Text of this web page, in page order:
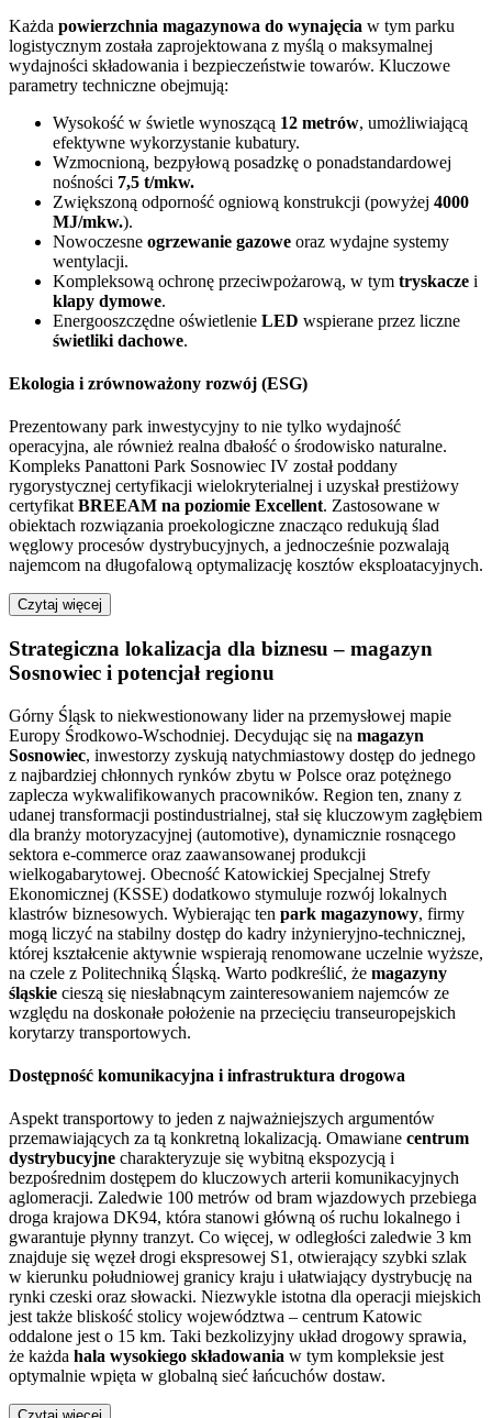
Każda powierzchnia magazynowa do wynajęcia w tym parku
logistycznym została zaprojektowana z myślą o maksymalnej
wydajności składowania i bezpieczeństwie towarów. Kluczowe
parametry techniczne obejmują:
Wysokość w świetle wynoszącą 12 metrów, umożliwiającą
efektywne wykorzystanie kubatury.
Wzmocnioną, bezpyłową posadzkę o ponadstandardowej
nośności 7,5 t/mkw.
Zwiększoną odporność ogniową konstrukcji (powyżej 4000
MJ/mkw.).
Nowoczesne ogrzewanie gazowe oraz wydajne systemy
wentylacji.
Kompleksową ochronę przeciwpożarową, w tym tryskacze i
klapy dymowe.
Energooszczędne oświetlenie LED wspierane przez liczne
świetliki dachowe.
Ekologia i zrównoważony rozwój (ESG)
Prezentowany park inwestycyjny to nie tylko wydajność
operacyjna, ale również realna dbałość o środowisko naturalne.
Kompleks Panattoni Park Sosnowiec IV został poddany
rygorystycznej certyfikacji wielokryterialnej i uzyskał prestiżowy
certyfikat BREEAM na poziomie Excellent. Zastosowane w
obiektach rozwiązania proekologiczne znacząco redukują ślad
węglowy procesów dystrybucyjnych, a jednocześnie pozwalają
najemcom na długofalową optymalizację kosztów eksploatacyjnych.
Czytaj więcej
Strategiczna lokalizacja dla biznesu – magazyn
Sosnowiec i potencjał regionu
Górny Śląsk to niekwestionowany lider na przemysłowej mapie
Europy Środkowo-Wschodniej. Decydując się na magazyn
Sosnowiec, inwestorzy zyskują natychmiastowy dostęp do jednego
z najbardziej chłonnych rynków zbytu w Polsce oraz potężnego
zaplecza wykwalifikowanych pracowników. Region ten, znany z
udanej transformacji postindustrialnej, stał się kluczowym zagłębiem
dla branży motoryzacyjnej (automotive), dynamicznie rosnącego
sektora e-commerce oraz zaawansowanej produkcji
wielkogabarytowej. Obecność Katowickiej Specjalnej Strefy
Ekonomicznej (KSSE) dodatkowo stymuluje rozwój lokalnych
klastrów biznesowych. Wybierając ten park magazynowy, firmy
mogą liczyć na stabilny dostęp do kadry inżynieryjno-technicznej,
której kształcenie aktywnie wspierają renomowane uczelnie wyższe,
na czele z Politechniką Śląską. Warto podkreślić, że magazyny
śląskie cieszą się niesłabnącym zainteresowaniem najemców ze
względu na doskonałe położenie na przecięciu transeuropejskich
korytarzy transportowych.
Dostępność komunikacyjna i infrastruktura drogowa
Aspekt transportowy to jeden z najważniejszych argumentów
przemawiających za tą konkretną lokalizacją. Omawiane centrum
dystrybucyjne charakteryzuje się wybitną ekspozycją i
bezpośrednim dostępem do kluczowych arterii komunikacyjnych
aglomeracji. Zaledwie 100 metrów od bram wjazdowych przebiega
droga krajowa DK94, która stanowi główną oś ruchu lokalnego i
gwarantuje płynny tranzyt. Co więcej, w odległości zaledwie 3 km
znajduje się węzeł drogi ekspresowej S1, otwierający szybki szlak
w kierunku południowej granicy kraju i ułatwiający dystrybucję na
rynki czeski oraz słowacki. Niezwykle istotna dla operacji miejskich
jest także bliskość stolicy województwa – centrum Katowic
oddalone jest o 15 km. Taki bezkolizyjny układ drogowy sprawia,
że każda hala wysokiego składowania w tym kompleksie jest
optymalnie wpięta w globalną sieć łańcuchów dostaw.